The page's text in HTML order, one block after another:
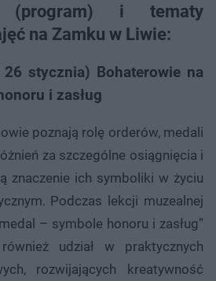
(program) i tematy
na Zamku w Liwie:
stycznia) Bohaterowie na
i zasług
poznają rolę orderów, medali
za szczególne osiągnięcia i
znaczenie ich symboliki w życiu
Podczas lekcji muzealnej
– symbole honoru i zasług”
udział w praktycznych
rozwijających kreatywność